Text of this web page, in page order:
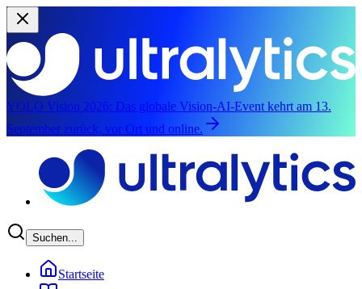
YOLO Vision 2026: Das globale Vision-AI-Event kehrt am 13.
September zurück, vor Ort und online.
Suchen...
Startseite